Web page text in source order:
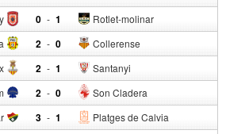
0 - Rotlet-molinar
1
2 - Collerense
0
2 - Santanyi
1
2 - Son Cladera
0
3 - Platges de Calvia
1